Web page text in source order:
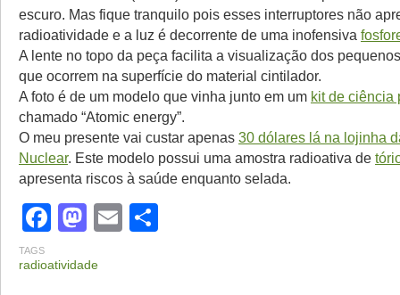
escuro. Mas fique tranquilo pois esses interruptores não
radioatividade e a luz é decorrente de uma inofensiva
A lente no topo da peça facilita a visualização dos
que ocorrem na superfície do material cintilador.
A foto é de um modelo que vinha junto em um kit de ciência
chamado “Atomic energy”.
O meu presente vai custar apenas 30 dólares lá na lojinha
Nuclear. Este modelo possui uma amostra radioativa de
apresenta riscos à saúde enquanto selada.
Facebook
Mastodon
Email
TAGS
radioatividade